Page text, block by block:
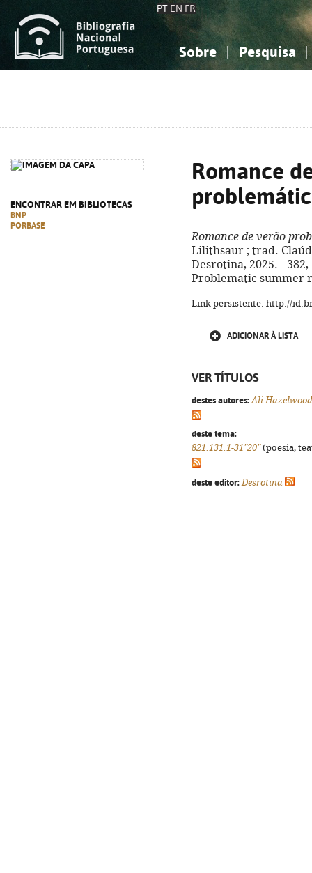
PT EN FR
Sobre Pesquisa
ENCONTRAR EM BIBLIOTECAS
BNP
PORBASE
Romance
Romance de verão
Lilithsaur ; trad.
Desrotina, 2025. -
Problematic summer
Link persistente: http://
ADICIONAR À LISTA
VER TÍTULOS
destes autores: Ali Hazelwood
deste tema:
821.131.1-31"20"(poesia,
deste editor: Desrotina